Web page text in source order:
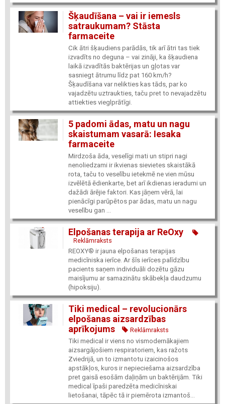
Šķaudīšana – vai ir iemesls
satraukumam? Stāsta
farmaceite
Cik ātri šķaudiens parādās, tik arī ātri tas tiek
izvadīts no deguna – vai zināji, ka šķaudiena
laikā izvadītās baktērijas un gļotas var
sasniegt ātrumu līdz pat 160 km/h?
Šķaudīšana var nelikties kas tāds, par ko
vajadzētu uztraukties, taču pret to nevajadzētu
attiekties vieglprātīgi.
5 padomi ādas, matu un nagu
skaistumam vasarā: Iesaka
farmaceite
Mirdzoša āda, veselīgi mati un stipri nagi
nenoliedzami ir ikvienas sievietes skaistākā
rota, taču to veselību ietekmē ne vien mūsu
izvēlētā ēdienkarte, bet arī ikdienas ieradumi un
dažādi ārējie faktori. Kas jāņem vērā, lai
pienācīgi parūpētos par ādas, matu un nagu
veselību gan ...
Elpošanas terapija ar ReOxy
Reklāmraksts
REOXY® ir jauna elpošanas terapijas
medicīniska ierīce. Ar šīs ierīces palīdzību
pacients saņem individuāli dozētu gāzu
maisījumu ar samazinātu skābekļa daudzumu
(hipoksiju).
Tiki medical – revolucionārs
elpošanas aizsardzības
aprīkojums
Reklāmraksts
Tiki medical ir viens no vismodernākajiem
aizsargājošiem respiratoriem, kas ražots
Zviedrijā, un to izmantotu izaicinošos
apstākļos, kuros ir nepieciešama aizsardzība
pret gaisā esošām daļiņām un baktērijām. Tiki
medical īpaši paredzēta medicīniskai
lietošanai, tāpēc tā ir piemērota izmantoš...